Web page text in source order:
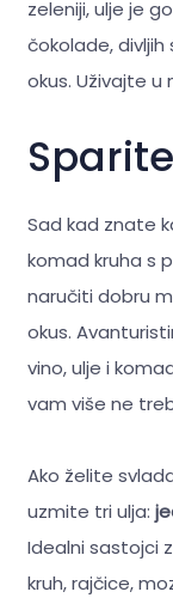
zeleniji, ulje je
čokolade,
okus. Uživajte u
Sad kad znate
komad kruha s
naručiti dobru
okus.
vino, ulje i
vam više ne
Ako želite
uzmite tri ulja:
Idealni sastojci
kruh, rajčice,